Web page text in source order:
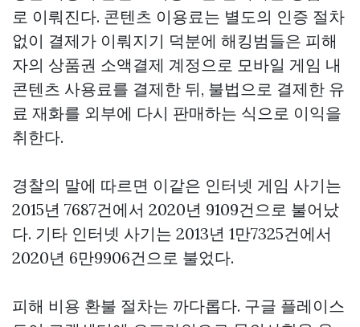
로 이뤄진다. 콘텐츠 이용료는 별도의 인증 절차
없이 결제가 이뤄지기 덕분에 해킹범들은 피해
자의 상품권 소액결제 계정으로 모바일 게임 내
콘텐츠 사용료를 결제한 뒤, 불법으로 결제한 유
료 재화를 외부에 다시 판매하는 식으로 이익을
취한다.
경찰의 말에 따르면 이같은 인터넷 게임 사기는
2015년 7687건에서 2020년 9109건으로 불어났
다. 기타 인터넷 사기는 2013년 1만7325건에서
2020년 6만9906건으로 불었다.
피해 비용 환불 절차는 까다롭다. 구글 플레이스